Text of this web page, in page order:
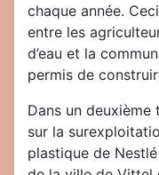
chaque année.
entre les
d’eau et la
permis de
Dans un
sur la
plastique de